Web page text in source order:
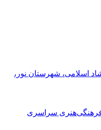
اسلامی، شهرستان نور،